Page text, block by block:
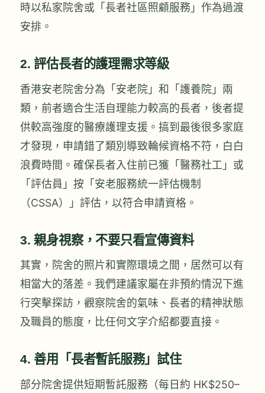
時以私家院舍或「長者社區照顧服務」作為過渡
安排。
2. 評估長者的護理需求等級
香港安老院舍分為「安老院」和「護養院」兩
類，前者適合生活自理能力較高的長者，後者提
供較高強度的醫療護理支援。搞到最後很多家庭
才發現，申請錯了類別導致輪候資格不符，白白
浪費時間。確保長者入住前已獲「醫務社工」或
「評估員」按「安老服務統一評估機制
（CSSA）」評估，以符合申請資格。
3. 親身視察，不要只看宣傳資料
其實，院舍的照片和實際環境之間，居然可以有
相當大的落差。我們建議家屬在非預約情況下進
行突擊探訪，觀察院舍的氣味、長者的精神狀態
及職員的態度，比任何文字介紹都要直接。
4. 善用「長者暫託服務」試住
部分院舍提供短期暫託服務（每日約 HK$250–